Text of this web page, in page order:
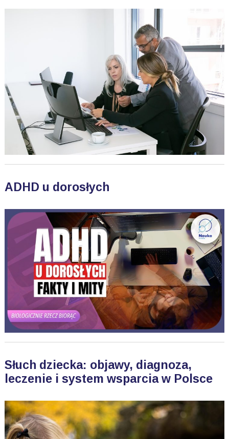
ADHD u dorosłych
Słuch dziecka: objawy, diagnoza,
leczenie i system wsparcia w Polsce